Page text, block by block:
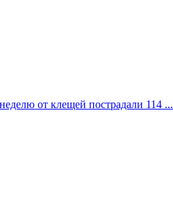
от клещей пострадали 114 ...